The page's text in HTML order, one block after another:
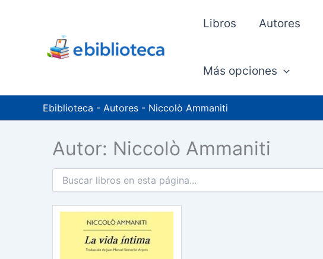
Libros Autores
Más opciones
Ebiblioteca - Autores - Niccolò Ammaniti
Autor: Niccolò Ammaniti